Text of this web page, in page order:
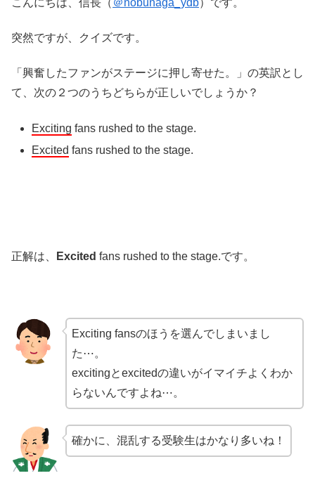
突然ですが、クイズです。
「興奮したファンがステージに押し寄せた。」の英訳とし
て、次の２つのうちどちらが正しいでしょうか？
Exciting fans rushed to the stage.
Excited fans rushed to the stage.
正解は、 Excited fans rushed to the stage.です。
Exciting fansのほうを選んでしまいまし
た⋯。
excitingとexcitedの違いがイマイチよくわか
らないんですよね⋯。
確かに、混乱する受験生はかなり多いね！